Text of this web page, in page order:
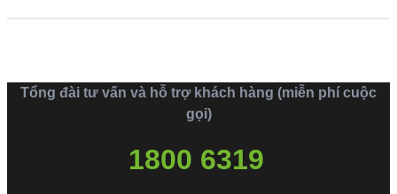
Tổng đài tư vấn và hỗ trợ khách hàng (miễn phí cuộc
gọi)
1800 6319